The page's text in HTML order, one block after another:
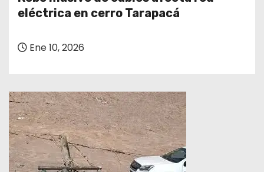
eléctrica en cerro Tarapacá
Ene 10, 2026